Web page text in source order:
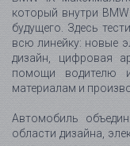
Пятое поколение
В основе BMW iX
eDrive. Оно
электронику,
эффективности и
большому